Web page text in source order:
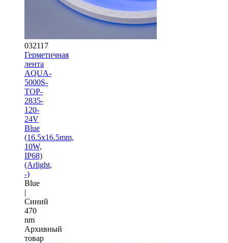
032117
Герметичная
лента
AQUA-
5000S-
TOP-
2835-
120-
24V
Blue
(16.5х16.5mm,
10W,
IP68)
(Arlight,
-)
Blue
|
Синий
470
nm
Архивный
товар